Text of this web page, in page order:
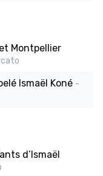
Montpellier
Ismaël Koné -
d’Ismaël